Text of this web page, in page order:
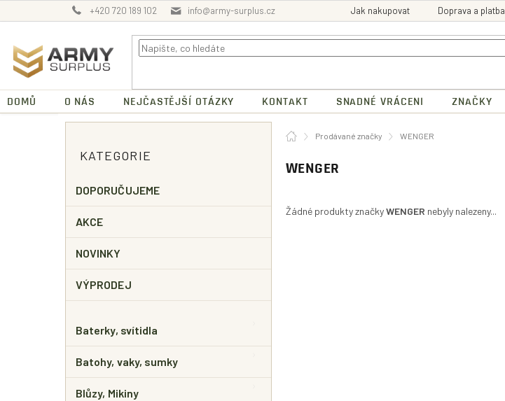
na
+420 720 189 102 info@army-surplus.cz Jak nakupovat Doprava a platba
DOMŮ O NÁS NEJČASTĚJŠÍ OTÁZKY KONTAKT SNADNÉ VRÁCENI ZNAČKY
A
N
P
N
kategorie
KATEGORIE
DOPORUČUJEME
AKCE
NOVINKY
VÝPRODEJ
Baterky, svítidla
Batohy, vaky, sumky
Blůzy, Mikiny
DomůProdávané značky WENGER
WENGER
Žádné produkty značkyWENGER nebyly nalezeny...